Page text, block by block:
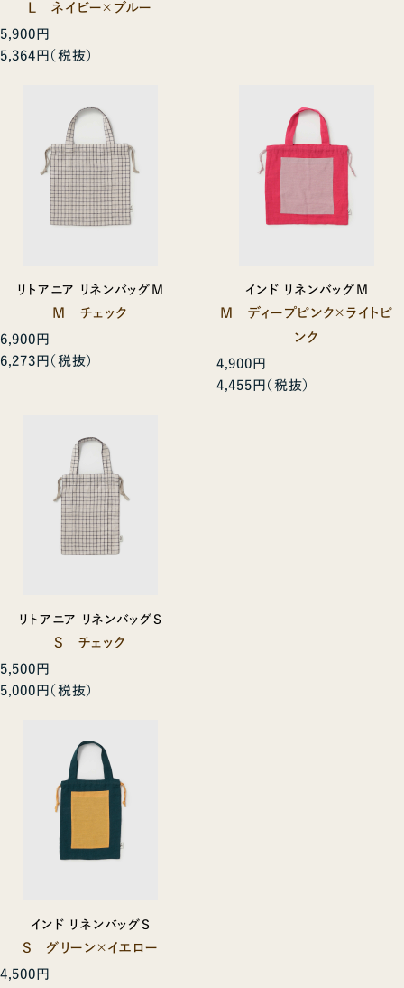
L ネイビー×ブルー
5,900円
5,364円
リトアニア リネンバッグM
M チェック
6,900円
6,273円
インド リネンバッグM
M ディープピンク×ライトピ
ンク
4,900円
4,455円
リトアニア リネンバッグS
S チェック
5,500円
5,000円
インド リネンバッグS
S グリーン×イエロー
4,500円